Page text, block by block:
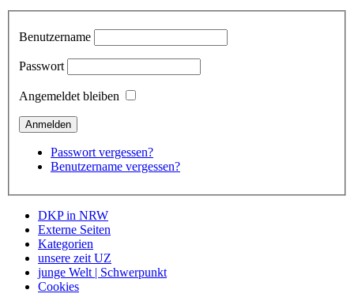
Benutzername
Passwort
Angemeldet bleiben
Passwort vergessen?
Benutzername vergessen?
DKP in NRW
Externe Seiten
Kategorien
unsere zeit UZ
junge Welt | Schwerpunkt
Cookies